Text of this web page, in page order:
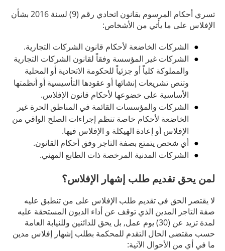
تسري أحكام المرسوم بقانون اتحادي رقم (9) لسنة 2016 بشأن
الإفلاس على ما يأتي من الأشخاص:
الشركات الخاضعة لأحكام قانون الشركات التجارية.
الشركات غير المؤسسة وفقاً لقانون الشركات التجارية
والمملوكة كلياً أو جزئياً للحكومة الاتحادية أو المحلية
وتنص تشريعات إنشائها أو عقودها التأسيسية أو أنظمتها
الأساسية على خضوعها لأحكام قانون الإفلاس.
الشركات والمؤسسات القائمة في المناطق الحرة غير
الخاضعة لأحكام خاصة تنظم إجراءات الصلح الواقي من
الإفلاس أو إعادة الهيكلة و الإفلاس فيها.
أي شخص يتمتع بصفة التاجر وفق أحكام القانون.
الشركات المدنية المرخصة ذات الطابع المهني.
لمن يحق تقديم طلب إشهار الإفلاس؟
لا يقتصر الحق في تقديم طلب الإفلاس على من تنطبق عليه
صفة التاجر المدين الذي توقف عن أداء الديون المستحقة عليه
لمدة تزيد عن (30) يوم عمل, بل يحق للدائنين وللنيابة العامة
حسب مقتضى الحال التقدم للمحكمة بطلب إشهار إفلاس مدين
ما في أي من الأحوال الآتية: